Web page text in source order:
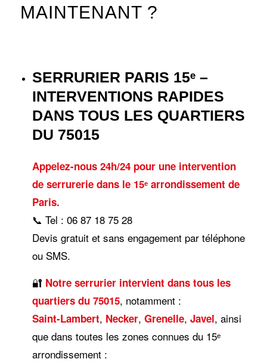
MAINTENANT ?
SERRURIER PARIS 15ᵉ –
INTERVENTIONS RAPIDES
DANS TOUS LES QUARTIERS
DU 75015
Appelez-nous 24h/24 pour une intervention
de serrurerie dans le 15ᵉ arrondissement de
Paris.
📞 Tel : 06 87 18 75 28
Devis gratuit et sans engagement par téléphone
ou SMS.
🔐 Notre serrurier intervient dans tous les
quartiers du 75015, notamment :
Saint-Lambert, Necker, Grenelle, Javel, ainsi
que dans toutes les zones connues du 15ᵉ
arrondissement :